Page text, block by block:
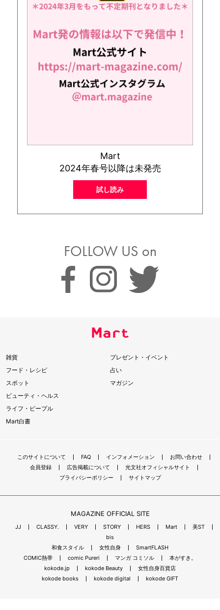
Mart
2024年春号以降は未発売
試し読み
FOLLOW US on
雑貨
フード・レシピ
スポット
ビューティ・ヘルス
ライフ・ピープル
Mart白書
プレゼント・イベント
占い
マガジン
このサイトについて FAQ インフォメーション
お問い合わせ
会員登録
広告掲載について
光文社オフィシャルサイト
プライバシーポリシー
サイトマップ
MAGAZINE OFFICIAL SITE
JJ CLASSY. VERY STORY HERS Mart
美ST
bis
和食スタイル
女性自身
SmartFLASH
COMIC熱帯
comic Pureri マンガ コミソル
本がすき。
kokode.jp
kokode Beauty
女性自身百貨店
kokode books
kokode digital kokode GIFT